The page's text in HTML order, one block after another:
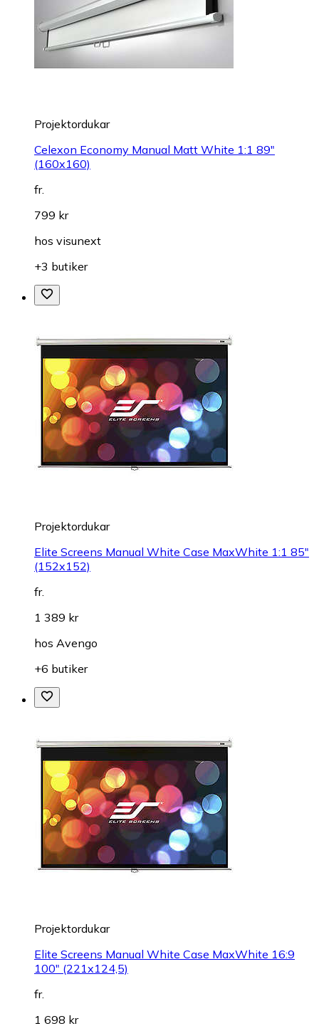
Projektordukar
Celexon Economy Manual Matt White 1:1 89"
(160x160)
fr.
799 kr
hos visunext
+3 butiker
Projektordukar
Elite Screens Manual White Case MaxWhite 1:1 85"
(152x152)
fr.
1 389 kr
hos Avengo
+6 butiker
Projektordukar
Elite Screens Manual White Case MaxWhite 16:9
100" (221x124,5)
fr.
1 698 kr